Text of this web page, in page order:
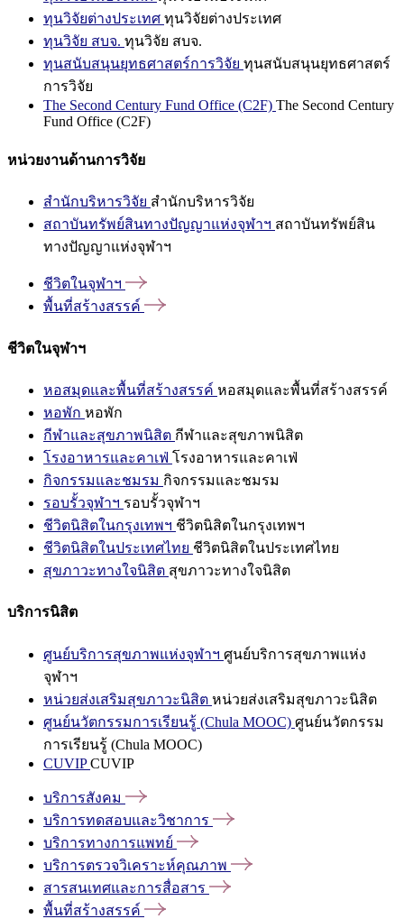
ทุนวิจัยต่างประเทศ ทุนวิจัยต่างประเทศ
ทุนวิจัย สบจ. ทุนวิจัย สบจ.
ทุนสนับสนุนยุทธศาสตร์การวิจัย ทุนสนับสนุนยุทธศาสตร์
การวิจัย
The Second Century Fund Office (C2F) The Second Century
Fund Office (C2F)
หน่วยงานด้านการวิจัย
สำนักบริหารวิจัย สำนักบริหารวิจัย
สถาบันทรัพย์สินทางปัญญาแห่งจุฬาฯ สถาบันทรัพย์สิน
ทางปัญญาแห่งจุฬาฯ
ชีวิตในจุฬาฯ
พื้นที่สร้างสรรค์
ชีวิตในจุฬาฯ
หอสมุดและพื้นที่สร้างสรรค์ หอสมุดและพื้นที่สร้างสรรค์
หอพัก หอพัก
กีฬาและสุขภาพนิสิต กีฬาและสุขภาพนิสิต
โรงอาหารและคาเฟ่ โรงอาหารและคาเฟ่
กิจกรรมและชมรม กิจกรรมและชมรม
รอบรั้วจุฬาฯ รอบรั้วจุฬาฯ
ชีวิตนิสิตในกรุงเทพฯ ชีวิตนิสิตในกรุงเทพฯ
ชีวิตนิสิตในประเทศไทย ชีวิตนิสิตในประเทศไทย
สุขภาวะทางใจนิสิต สุขภาวะทางใจนิสิต
บริการนิสิต
ศูนย์บริการสุขภาพแห่งจุฬาฯ ศูนย์บริการสุขภาพแห่ง
จุฬาฯ
หน่วยส่งเสริมสุขภาวะนิสิต หน่วยส่งเสริมสุขภาวะนิสิต
ศูนย์นวัตกรรมการเรียนรู้ (Chula MOOC) ศูนย์นวัตกรรม
การเรียนรู้ (Chula MOOC)
CUVIPCUVIP
บริการสังคม
บริการทดสอบและวิชาการ
บริการทางการแพทย์
บริการตรวจวิเคราะห์คุณภาพ
สารสนเทศและการสื่อสาร
พื้นที่สร้างสรรค์